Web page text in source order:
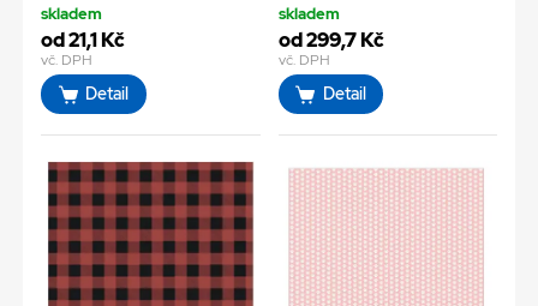
skladem
od 21,1 Kč
vč. DPH
Detail
skladem
od 299,7 Kč
vč. DPH
Detail